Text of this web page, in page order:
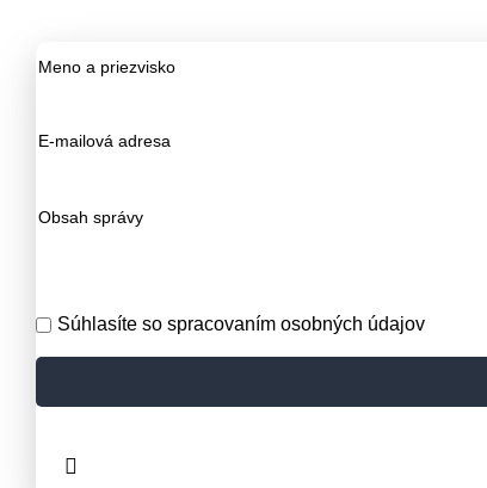
Súhlasíte so spracovaním osobných údajov